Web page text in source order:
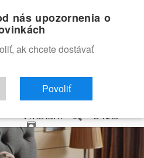
FILMOVÁ DATABÁZA
VYHĽADAŤ O NÁS
nás upozornenia o
ak chcete dostávať
Povoliť